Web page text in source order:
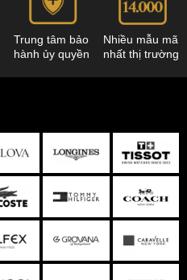
Trung tâm bảo
hành ủy quyền
Nhiều mẫu mã
nhất thị trường